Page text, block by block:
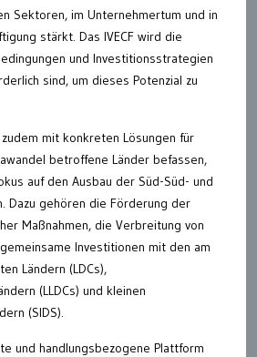
Sektoren, im Unternehmertum und in
stärkt. Das IVECF wird die
und Investitionsstrategien
sind, um dieses Potenzial zu
mit konkreten Lösungen für
betroffene Länder befassen,
auf den Ausbau der Süd-Süd- und
Dazu gehören die Förderung der
Maßnahmen, die Verbreitung von
Investitionen mit den am
Ländern (LDCs),
(LLDCs) und kleinen
(SIDS).
und handlungsbezogene Plattform